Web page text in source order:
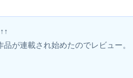
が連載され始めたのでレビュー。